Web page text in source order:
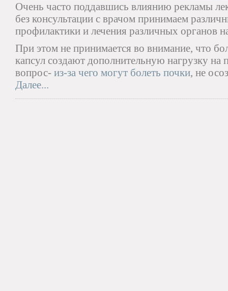
Очень часто поддавшись влиянию рекламы
без консультации с врачом принимаем
профилактики и лечения различных органов
При этом не принимается во внимание, что
капсул создают дополнительную нагрузку на
вопрос- из-за чего могут болеть почки, не
Далее...